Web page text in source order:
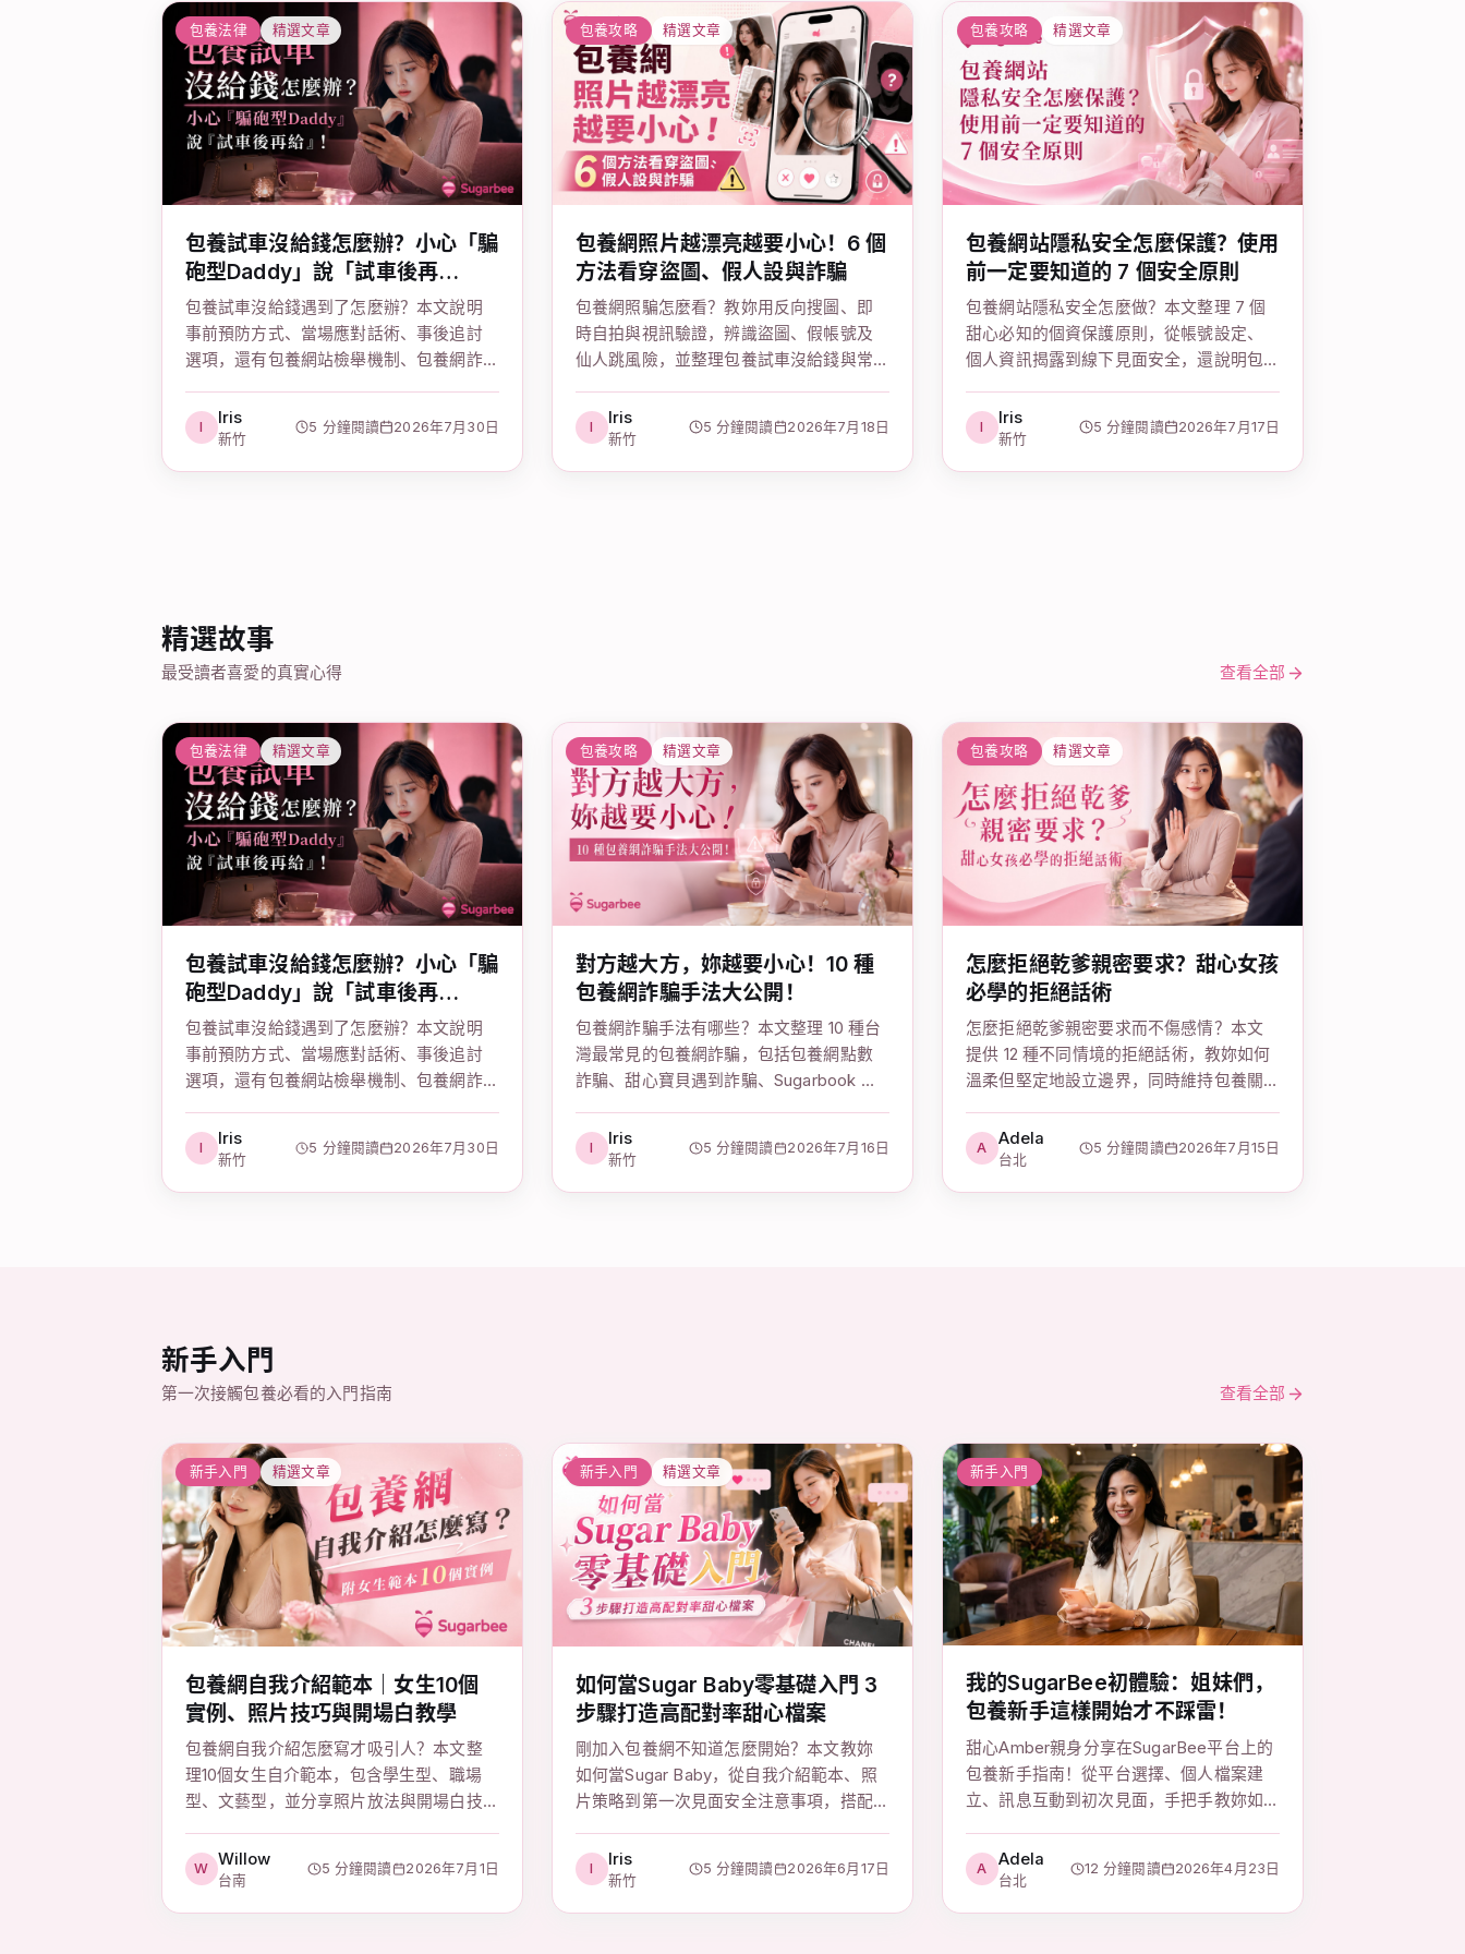
包養法律 精選文章
包養試車沒給錢怎麼辦？小心「騙
砲型Daddy」說「試車後再
給」！
包養試車沒給錢遇到了怎麼辦？本文說明
事前預防方式、當場應對話術、事後追討
選項，還有包養網站檢舉機制、包養網詐
的完整解答。
I Iris
新竹
5 分鐘閱讀 2026年7月30日
包養攻略 精選文章
包養網照片越漂亮越要小心！6 個
方法看穿盜圖、假人設與詐騙
包養網照騙怎麼看？教妳用反向搜圖、即
時自拍與視訊驗證，辨識盜圖、假帳號及
仙人跳風險，並整理包養試車沒給錢與常
認。
I Iris
新竹
5 分鐘閱讀 2026年7月18日
包養攻略 精選文章
包養網站隱私安全怎麼保護？使用
前一定要知道的 7 個安全原則
包養網站隱私安全怎麼做？本文整理 7 個
甜心必知的個資保護原則，從帳號設定、
個人資訊揭露到線下見面安全，還說明包
範，讓妳安心使用包養平台。
I Iris
新竹
5 分鐘閱讀 2026年7月17日
精選故事
最受讀者喜愛的真實心得 查看全部
包養法律 精選文章
包養試車沒給錢怎麼辦？小心「騙
砲型Daddy」說「試車後再
給」！
包養試車沒給錢遇到了怎麼辦？本文說明
事前預防方式、當場應對話術、事後追討
選項，還有包養網站檢舉機制、包養網詐
的完整解答。
I Iris
新竹
5 分鐘閱讀 2026年7月30日
包養攻略 精選文章
對方越大方，妳越要小心！10 種
包養網詐騙手法大公開！
包養網詐騙手法有哪些？本文整理 10 種台
灣最常見的包養網詐騙，包括包養網點數
詐騙、甜心寶貝遇到詐騙、Sugarbook 詐
從此不再被騙。
I Iris
新竹
5 分鐘閱讀 2026年7月16日
包養攻略 精選文章
怎麼拒絕乾爹親密要求？甜心女孩
必學的拒絕話術
怎麼拒絕乾爹親密要求而不傷感情？本文
提供 12 種不同情境的拒絕話術，教妳如何
溫柔但堅定地設立邊界，同時維持包養關
理由的實用應對方式。
A Adela
台北
5 分鐘閱讀 2026年7月15日
新手入門
第一次接觸包養必看的入門指南 查看全部
新手入門 精選文章
包養網自我介紹範本｜女生10個
實例、照片技巧與開場白教學
包養網自我介紹怎麼寫才吸引人？本文整
理10個女生自介範本，包含學生型、職場
型、文藝型，並分享照片放法與開場白技
W Willow
台南
5 分鐘閱讀 2026年7月1日
新手入門 精選文章
如何當Sugar Baby零基礎入門 3
步驟打造高配對率甜心檔案
剛加入包養網不知道怎麼開始？本文教妳
如何當Sugar Baby，從自我介紹範本、照
片策略到第一次見面安全注意事項，搭配
成功率，新手甜心必讀完整攻略。
I Iris
新竹
5 分鐘閱讀 2026年6月17日
新手入門
我的SugarBee初體驗：姐妹們，
包養新手這樣開始才不踩雷！
甜心Amber親身分享在SugarBee平台上的
包養新手指南！從平台選擇、個人檔案建
立、訊息互動到初次見面，手把手教妳如
想的Sugar Daddy。這篇超過1500字的超
詳細攻略，讓妳輕鬆掌握包養秘訣，開啟
A Adela
台北
12 分鐘閱讀 2026年4月23日